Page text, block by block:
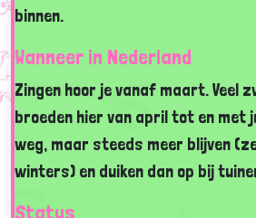
binnen.
Wanneer in Nederland
Zingen hoor je vanaf maart. Veel
broeden hier van april tot en met
weg, maar steeds meer blijven
winters) en duiken dan op bij
Status